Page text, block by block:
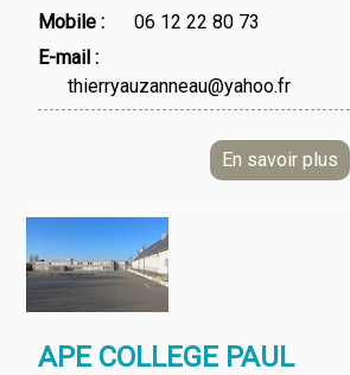
Mobile
06 12 22 80 73
E-mail
thierryauzanneau@yahoo.fr
APE COLLEGE PAUL